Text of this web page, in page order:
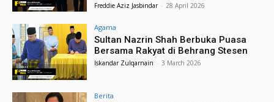
Freddie Aziz Jasbindar - 28 April 2026
Agama
Sultan Nazrin Shah Berbuka Puasa
Bersama Rakyat di Behrang Stesen
Iskandar Zulqarnain - 3 March 2026
Berita